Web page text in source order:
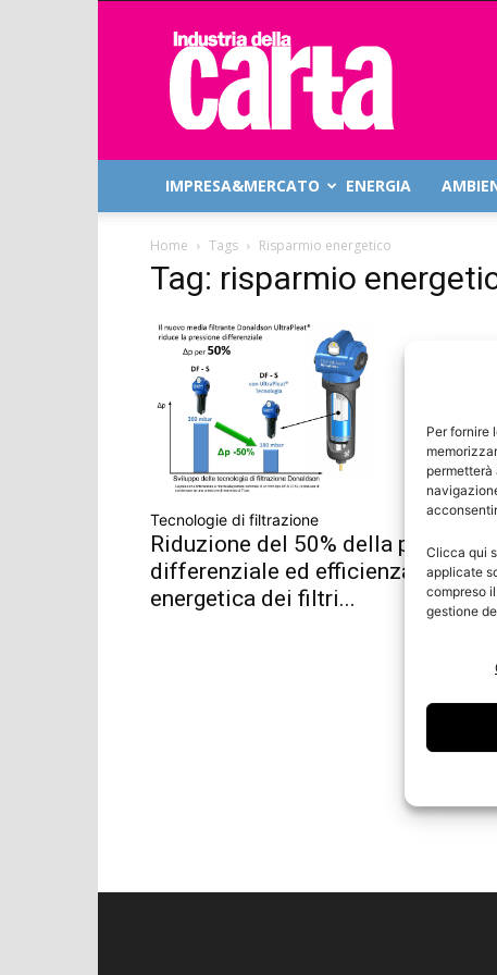
Per fornire
permetterà
Clicca qui
applicate
compreso
gestione
Industria
della
Carta
IMPRESA&MERCATO ENERGIA
Home Tags Risparmio energetico
Tag: risparmio
Tecnologie di filtrazione
Riduzione del 50% della pressione
differenziale ed efficienza
energetica dei filtri...